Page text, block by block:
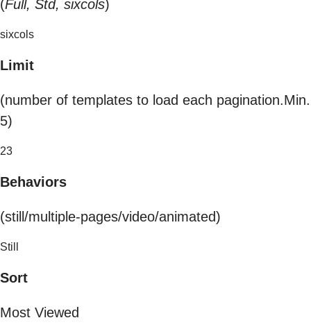
(Full, Std, sixcols)
sixcols
Limit
(number of templates to load each pagination.Min.
5)
23
Behaviors
(still/multiple-pages/video/animated)
Still
Sort
Most Viewed